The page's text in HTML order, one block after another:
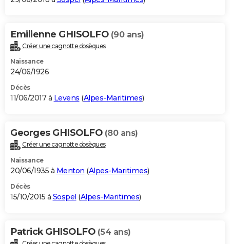
Emilienne GHISOLFO (90 ans)
Créer une cagnotte obsèques
Naissance
24/06/1926
Décès
11/06/2017 à Levens (Alpes-Maritimes)
Georges GHISOLFO (80 ans)
Créer une cagnotte obsèques
Naissance
20/06/1935 à Menton (Alpes-Maritimes)
Décès
15/10/2015 à Sospel (Alpes-Maritimes)
Patrick GHISOLFO (54 ans)